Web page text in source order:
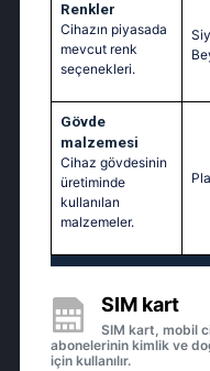
Renkler
Cihazın piyasada
mevcut renk
seçenekleri.
Gövde
malzemesi
Cihaz gövdesinin
üretiminde
kullanılan
malzemeler.
SIM kart
SIM kart, mobil
abonelerinin kimlik ve
için kullanılır.